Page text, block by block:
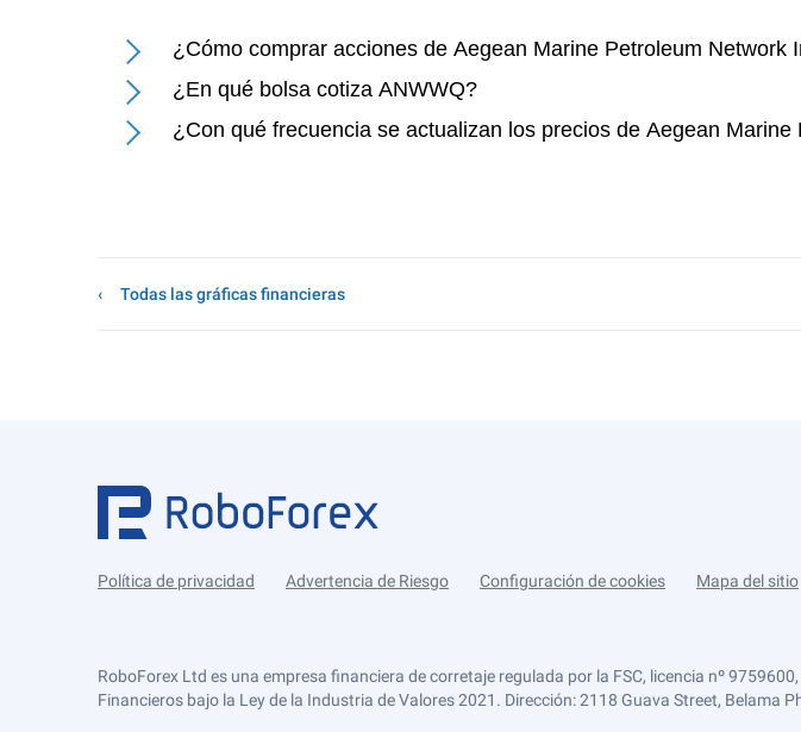
¿Cómo comprar acciones de Aegean Marine Petroleum Network
¿En qué bolsa cotiza ANWWQ?
¿Con qué frecuencia se actualizan los precios de Aegean
Todas las gráficas financieras
Política de privacidad Advertencia de Riesgo Configuración de cookies Mapa del sitio
RoboForex Ltd es una empresa financiera de corretaje regulada por la FSC, licencia nº
Financieros bajo la Ley de la Industria de Valores 2021. Dirección: 2118 Guava Street, Belama